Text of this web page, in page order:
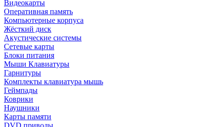
Видеокарты
Оперативная память
Компьютерные корпуса
Жёсткий диск
Акустические системы
Сетевые карты
Блоки питания
Мыши Клавиатуры
Гарнитуры
Комплекты клавиатура мышь
Геймпады
Коврики
Наушники
Карты памяти